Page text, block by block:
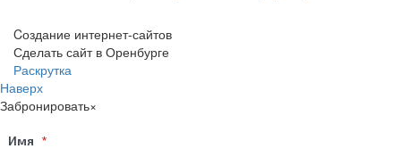
Cоздание интернет-сайтов
Сделать сайт в Оренбурге
Раскрутка
Наверх
Забронировать×
Имя